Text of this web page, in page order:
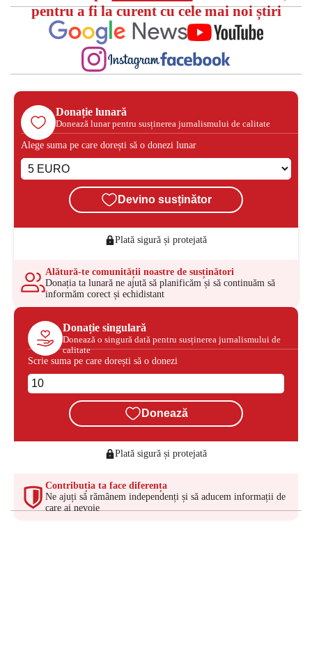
pentru a fi la curent cu cele mai noi știri
Donație lunară
Donează lunar pentru susținerea jurnalismului de calitate
Alege suma pe care dorești să o donezi lunar
Devino susținător
Plată sigură și protejată
Alătură-te comunității noastre de susținători
Donația ta lunară ne ajută să planificăm și să continuăm să
informăm corect și echidistant
Donație singulară
Donează o singură dată pentru susținerea jurnalismului de
calitate
Scrie suma pe care dorești să o donezi
Donează
Plată sigură și protejată
Contribuția ta face diferența
Ne ajuți să rămânem independenți și să aducem informații de
care ai nevoie